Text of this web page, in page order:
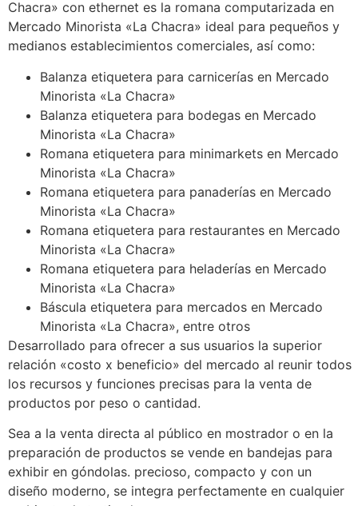
Chacra» con ethernet es la romana computarizada en
Mercado Minorista «La Chacra» ideal para pequeños y
medianos establecimientos comerciales, así como:
Balanza etiquetera para carnicerías en Mercado
Minorista «La Chacra»
Balanza etiquetera para bodegas en Mercado
Minorista «La Chacra»
Romana etiquetera para minimarkets en Mercado
Minorista «La Chacra»
Romana etiquetera para panaderías en Mercado
Minorista «La Chacra»
Romana etiquetera para restaurantes en Mercado
Minorista «La Chacra»
Romana etiquetera para heladerías en Mercado
Minorista «La Chacra»
Báscula etiquetera para mercados en Mercado
Minorista «La Chacra», entre otros
Desarrollado para ofrecer a sus usuarios la superior
relación «costo x beneficio» del mercado al reunir todos
los recursos y funciones precisas para la venta de
productos por peso o cantidad.
Sea a la venta directa al público en mostrador o en la
preparación de productos se vende en bandejas para
exhibir en góndolas. precioso, compacto y con un
diseño moderno, se integra perfectamente en cualquier